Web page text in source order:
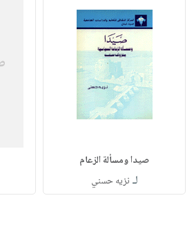
صيدا ومسألة الزعام
لـ نزيه حسني